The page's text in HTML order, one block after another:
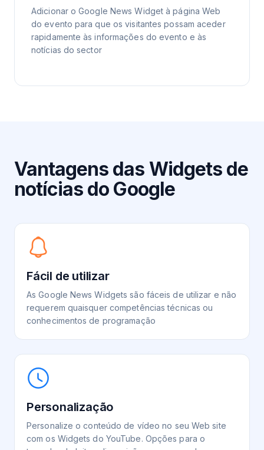
Adicionar o Google News Widget à página Web
do evento para que os visitantes possam aceder
rapidamente às informações do evento e às
notícias do sector
Vantagens das Widgets de
notícias do Google
Fácil de utilizar
As Google News Widgets são fáceis de utilizar e não
requerem quaisquer competências técnicas ou
conhecimentos de programação
Personalização
Personalize o conteúdo de vídeo no seu Web site
com os Widgets do YouTube. Opções para o